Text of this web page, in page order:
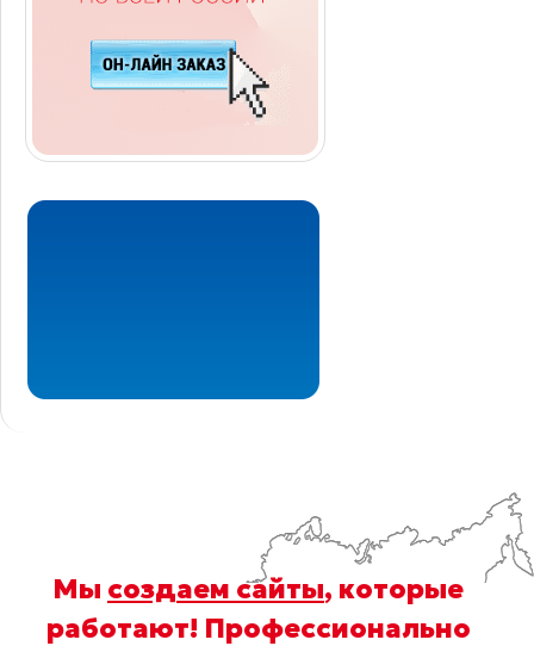
Мы создаем сайты, которые
работают! Профессионально